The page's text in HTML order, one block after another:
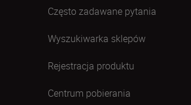
Często zadawane pytania
Wyszukiwarka sklepów
Rejestracja produktu
Centrum pobierania